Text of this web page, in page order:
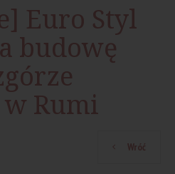
Euro Styl
budowę
Rumi
Wróć